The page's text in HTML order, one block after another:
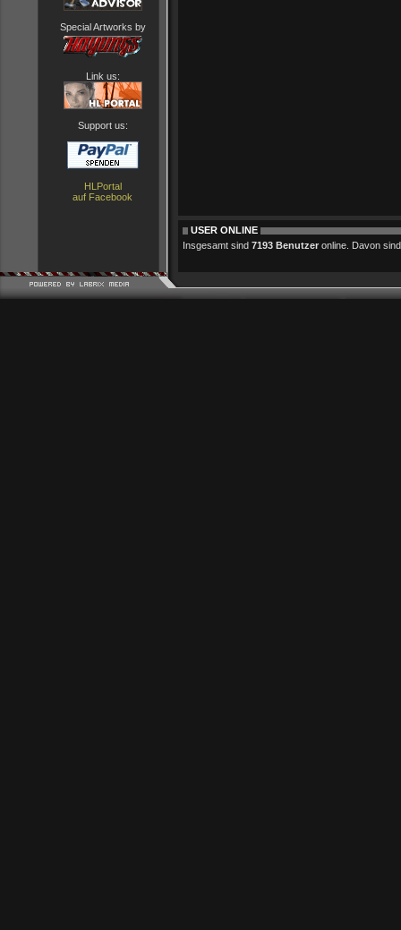
Special Artworks by
Link us:
Support us:
HLPortal
auf Facebook
USER ONLINE
Insgesamt sind 7193 Benutzer online. Davon